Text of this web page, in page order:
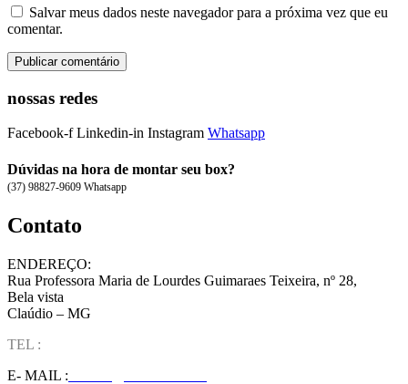
Salvar meus dados neste navegador para a próxima vez que eu
comentar.
nossas redes
Facebook-f Linkedin-in Instagram Whatsapp
Dúvidas na hora de montar seu box?
(37) 98827-9609 Whatsapp
Contato
ENDEREÇO:
Rua Professora Maria de Lourdes Guimaraes Teixeira, nº 28,
Bela vista
Claúdio – MG
TEL :
E- MAIL :